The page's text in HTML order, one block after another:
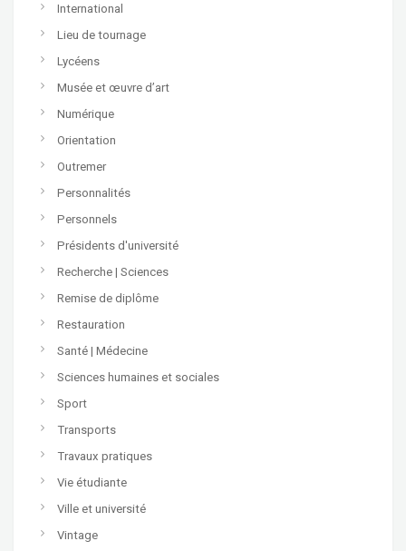
International
Lieu de tournage
Lycéens
Musée et œuvre d’art
Numérique
Orientation
Outremer
Personnalités
Personnels
Présidents d'université
Recherche | Sciences
Remise de diplôme
Restauration
Santé | Médecine
Sciences humaines et sociales
Sport
Transports
Travaux pratiques
Vie étudiante
Ville et université
Vintage